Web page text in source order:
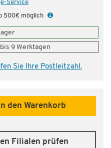
Service
500€ möglich
9 Werktagen
Sie Ihre Postleitzahl.
In den Warenkorb
Filialen prüfen